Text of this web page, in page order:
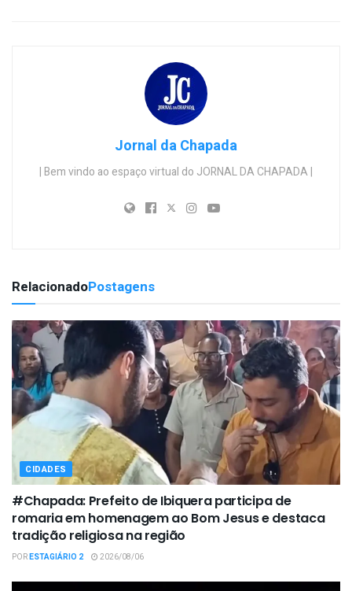
Jornal da Chapada
| Bem vindo ao espaço virtual do JORNAL DA CHAPADA |
RelacionadoPostagens
CIDADES
#Chapada: Prefeito de Ibiquera participa de
romaria em homenagem ao Bom Jesus e destaca
tradição religiosa na região
PORESTAGIÁRIO 2 2026/08/06